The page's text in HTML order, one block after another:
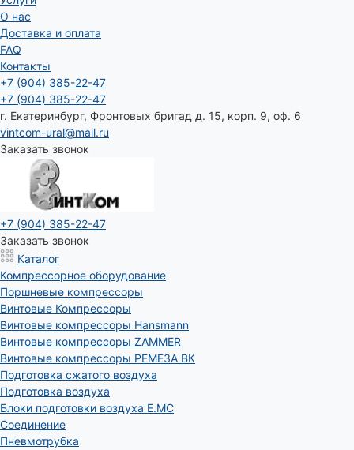
О нас
Доставка и оплата
FAQ
Контакты
+7 (904) 385-22-47
+7 (904) 385-22-47
г. Екатеринбург, Фронтовых бригад д. 15, корп. 9, оф. 6
vintcom-ural@mail.ru
Заказать звонок
+7 (904) 385-22-47
Заказать звонок
Каталог
Компрессорное оборудование
Поршневые компрессоры
Винтовые Компрессоры
Винтовые компрессоры Hansmann
Винтовые компрессоры ZAMMER
Винтовые компрессоры РЕМЕЗА ВК
Подготовка сжатого воздуха
Подготовка воздуха
Блоки подготовки воздуха E.MC
Соединение
Пневмотрубка